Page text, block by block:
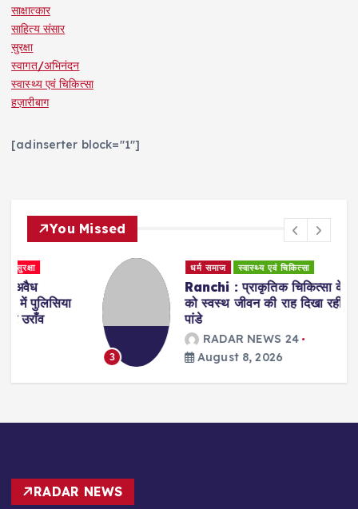
साक्षात्कार
साहित्य संसार
सुरक्षा
स्वागत/अभिनंदन
स्वास्थ्य एवं चिकित्सा
हज़ारीबाग
[adinserter block="1"]
You Missed
धर्म समाज स्वास्थ्य एवं चिकित्सा
Ranchi : प्राकृतिक चिकित्सा के जरिए मरीजों
को स्वस्थ जीवन की राह दिखा रहीं डॉ. अरवशी
RADAR NEWS 24
August 8, 2026
RADAR NEWS